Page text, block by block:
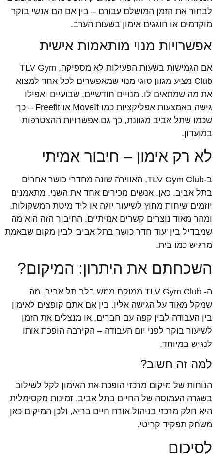
לבחור את הזמן המושלם עבורם – בין אם הם אנשי בוקר
מוקדמים או חוגגים אימון בשעות הערב.
אפשרויות מנוי מותאמות אישית
אם הגמישות בשעות הפעילות לא מספיקה, TLV Gym
Club מציע מגוון סוגי מנוי שמאפשרים לכל אחד למצוא
את מה שמתאים לו. מנויים חודשיים, שבועיים ואפילו
גישה באמצעות אפליקציות כמו MoveIt או Freefit – כך
שכמו שתל אביב מגוונת, כך גם אפשרויות ההצטרפות
במועדון.
לא רק אימון – חיבור אמיתי
ב-TLV Gym Club, האווירה שונה מחדרי כושר אחרים
בתל אביב. כאן, אנשים מכירים אחד את השני. מתאמנים
יוזמים שיחות מחוץ לשיעור יוגה או ליד מיטת המשקולות,
ומהר מאוד נוצרים קשרים אמיתיים. החיבור הזה הוא מה
שמבדיל בין 'עוד חדר כושר בתל אביב' לבין מקום שבאמת
מרגיש כמו בית.
השכחתם את היתרון: המיקום?
ה- TLV Gym Club ממוקם ממש בלב תל אביב, מה
שמקל מאוד על הגישה אליו. בין אם אתם קופצים לאימון
בין העבודה לבין קפה עם חברים, או מנצלים את הזמן
לשיעור בוקר לפני יום העבודה – הקירבה הופכת אותו
לנגיש במיוחד.
למה זה חשוב?
הנוחות של מיקום מרכזי הופכת את האימון לקל לשילוב
בשגרה העמוסה של החיים בתל אביב. זמינות מקסימלית
היא חלק מרכזי בניהול אורח חיים בריא, ולכן המיקום כאן
משחק תפקיד קריטי.
לסיכום